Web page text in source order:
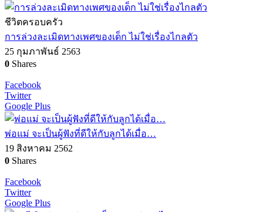
ชีวิตครอบครัว
การล่วงละเมิดทางเพศของเด็ก ไม่ใช่เรื่องไกลตัว
25 กุมภาพันธ์ 2563
0 Shares
Facebook
Twitter
Google Plus
พ่อแม่ จะเป็นผู้ฟังที่ดีให้กับลูกได้เมื่อ…
19 สิงหาคม 2562
0 Shares
Facebook
Twitter
Google Plus